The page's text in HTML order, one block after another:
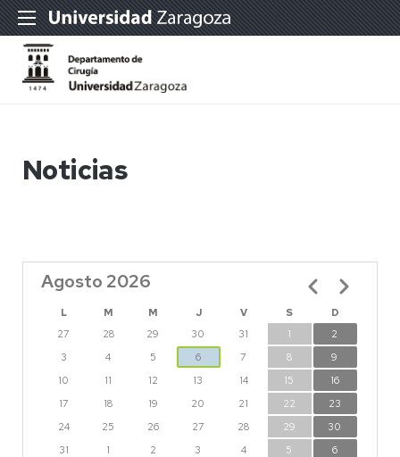
Noticias
Agosto 2026
L M M J V S
D
27
28 29 30 31 1
2
3
4 5 6 7 8
9
10
11 12 13 14 15
16
17
18 19 20 21 22
23
24
25 26 27 28 29
30
31
1 2 3 4 5 6
Paginación